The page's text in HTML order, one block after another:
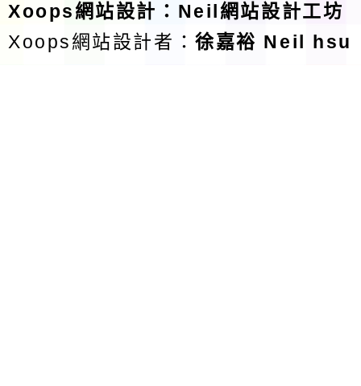
Xoops網站設計 ： Neil網站設計工坊
Xoops網站設計者：徐嘉裕 Neil hsu